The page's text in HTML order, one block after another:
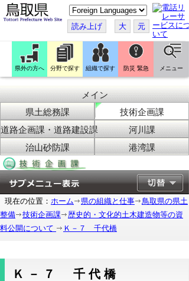
こ
の
ペ
ー
ジ
翻
訳
す
読み上げ 大 元
県外の方へ 分野で探す 組織で探す 防災 緊急 メニュー
メイン
県土総務課
技術企画課
道路企画課・道路建設課
河川課
治山砂防課
港湾課
現在の位置： ホーム 県の組織と仕事
鳥取県の県土
整備
技術企画課
歴史的・文化的土木建造物等の資
料公開について
Ｋ－７ 千代橋
Ｋ－７ 千代橋